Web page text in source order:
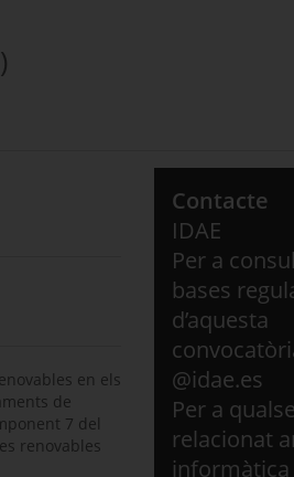
en els
de
7 del
renovables
Contacte
IDAE
Per a
bases
d’aquesta
@idae.es
Per a
relacionat
informàtica